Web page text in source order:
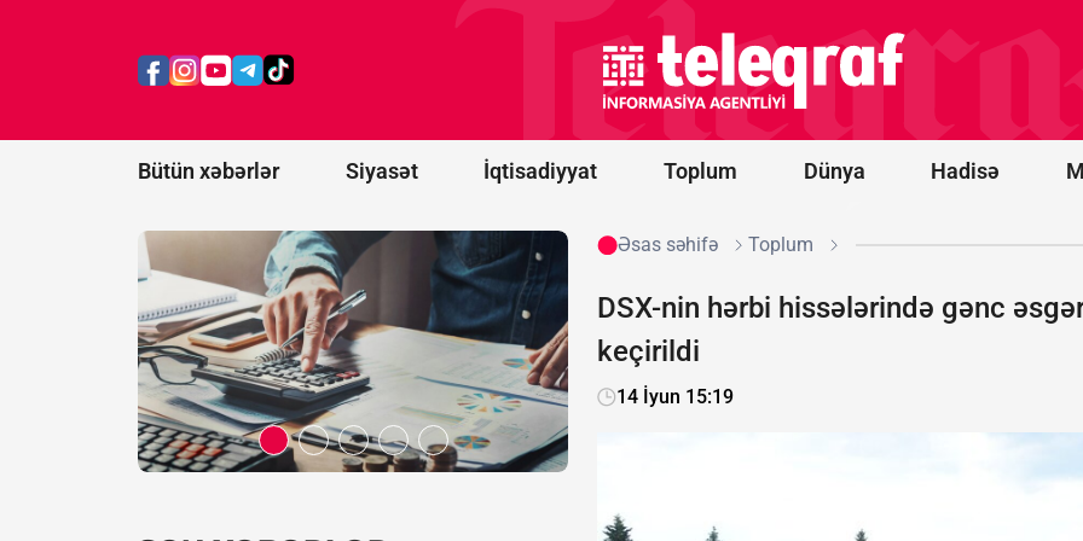
Bütün xəbərlər Siyasət İqtisadiyyat Toplum Dünya Hadisə
olan
olunur
bağlı
açıqlama:
Dərhal
Xameneidən
üzr
istənilməlidir
Əsas səhifə Toplum
DSX-nin hərbi hissələrində gənc
keçirildi
14 İyun 15:19